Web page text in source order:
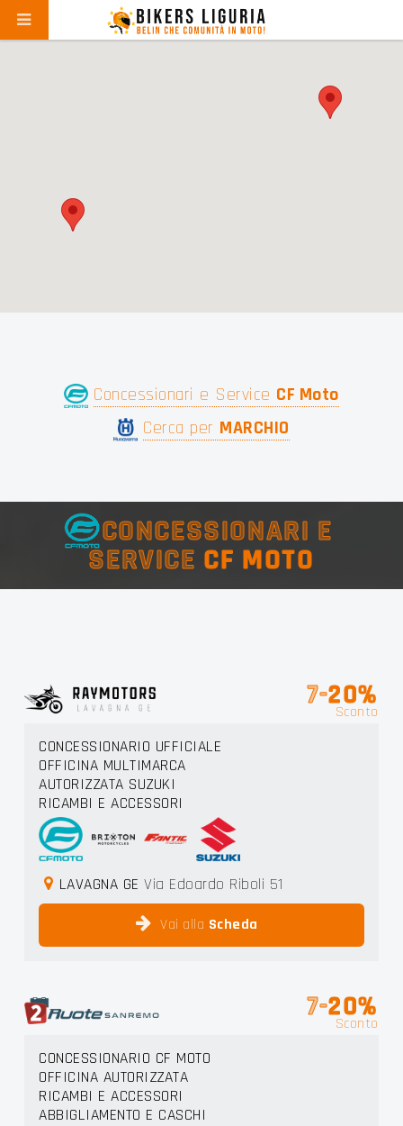
Concessionari e Service CF Moto
Cerca per MARCHIO
CONCESSIONARI E
SERVICE CF MOTO
7-20%
Sconto
CONCESSIONARIO UFFICIALE
OFFICINA MULTIMARCA
AUTORIZZATA SUZUKI
RICAMBI E ACCESSORI
LAVAGNA GE Via Edoardo Riboli 51
Vai alla Scheda
7-20%
Sconto
CONCESSIONARIO CF MOTO
OFFICINA AUTORIZZATA
RICAMBI E ACCESSORI
ABBIGLIAMENTO E CASCHI